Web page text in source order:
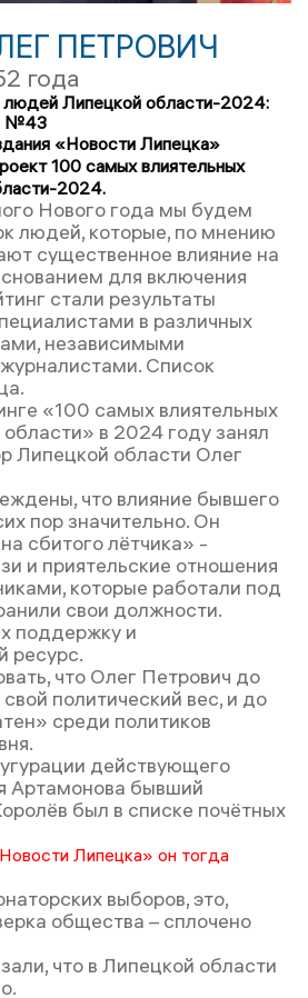
ПЕТРОВИЧ
года
людей Липецкой области-2024:
№43
«Новости Липецка»
100 самых влиятельных
2024.
Нового года мы будем
людей, которые, по мнению
существенное влияние на
для включения
стали результаты
в различных
независимыми
Список
«100 самых влиятельных
в 2024 году занял
Липецкой области Олег
что влияние бывшего
пор значительно. Он
сбитого лётчика» -
и приятельские отношения
которые работали под
свои должности.
поддержку и
ресурс.
что Олег Петрович до
политический вес, и до
среди политиков
действующего
Артамонова бывший
был в списке почётных
Липецка» он тогда
выборов, это,
общества – сплочено
что в Липецкой области